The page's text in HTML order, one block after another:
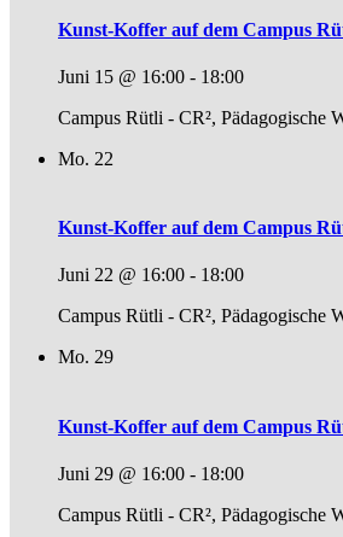
Kunst-Koffer auf dem Campus
Juni 15 @ 16:00 - 18:00
Campus Rütli - CR², Pädagogische
Mo. 22
Kunst-Koffer auf dem Campus
Juni 22 @ 16:00 - 18:00
Campus Rütli - CR², Pädagogische
Mo. 29
Kunst-Koffer auf dem Campus
Juni 29 @ 16:00 - 18:00
Campus Rütli - CR², Pädagogische